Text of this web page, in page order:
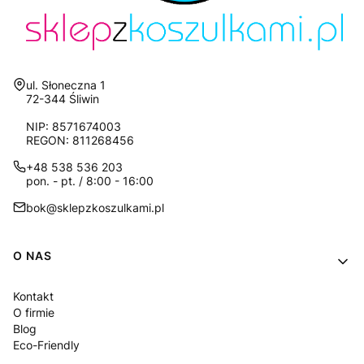
Adres:
ul. Słoneczna 1
72-344 Śliwin
NIP: 8571674003
REGON: 811268456
+48 538 536 203
pon. - pt. / 8:00 - 16:00
bok@sklepzkoszulkami.pl
Linki w stopce
O NAS
Kontakt
O firmie
Blog
Eco-Friendly